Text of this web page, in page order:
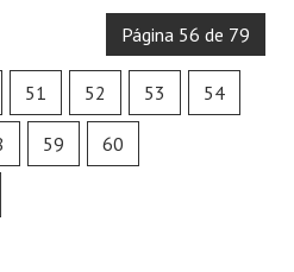
Página 56 de 79
51 52 53 54
59 60